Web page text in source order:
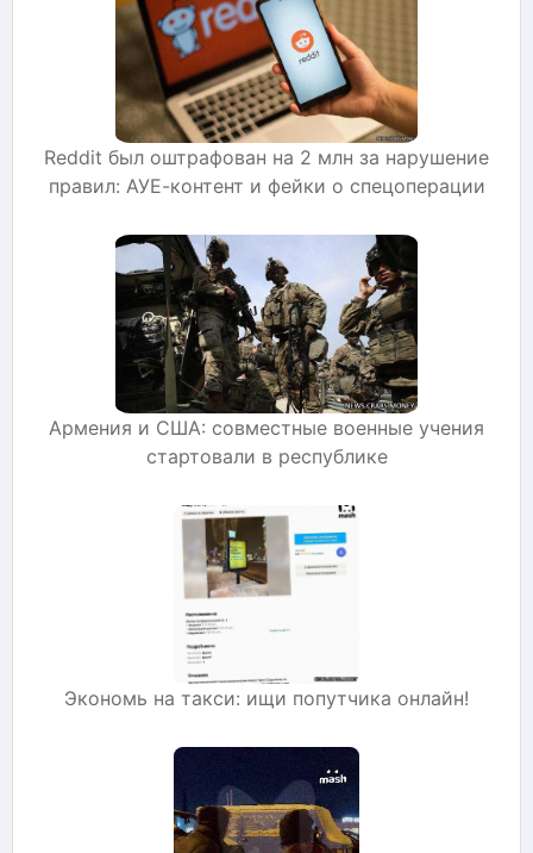
Reddit был оштрафован на 2 млн за нарушение
правил: АУЕ-контент и фейки о спецоперации
Армения и США: совместные военные учения
стартовали в республике
Экономь на такси: ищи попутчика онлайн!